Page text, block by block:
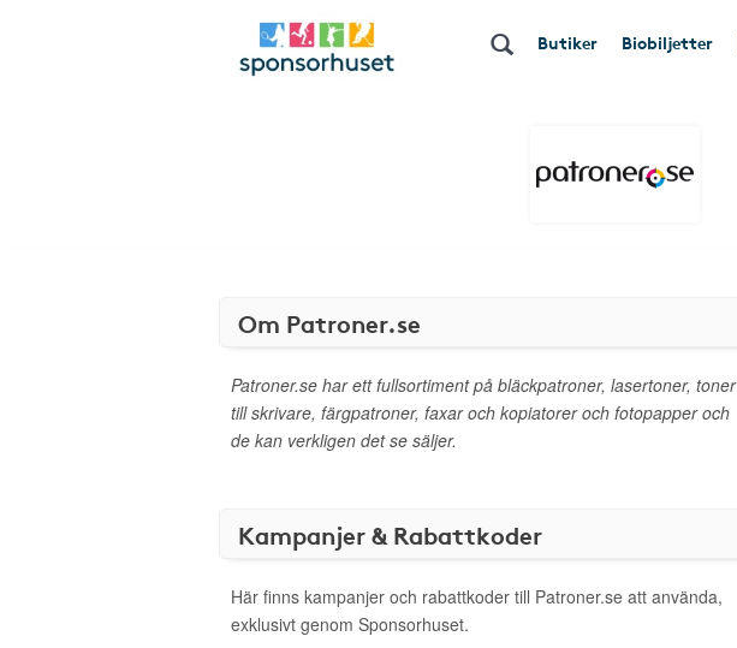
Butiker Biobiljetter
Om Patroner.se
Patroner.se har ett fullsortiment på bläckpatroner, lasertoner, toner
till skrivare, färgpatroner, faxar och kopiatorer och fotopapper och
de kan verkligen det se säljer.
Kampanjer & Rabattkoder
Här finns kampanjer och rabattkoder till Patroner.se att använda,
exklusivt genom Sponsorhuset.